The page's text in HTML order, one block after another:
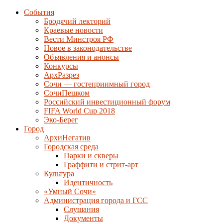
События
Бродячий лекторий
Краевые новости
Вести Минстроя РФ
Новое в законодательстве
Объявления и анонсы
Конкурсы
АрхРазрез
Сочи — гостеприимный город
СочиПешком
Российский инвестиционный форум
FIFA World Cup 2018
Эко-Берег
Город
АрхиНегатив
Городская среда
Парки и скверы
Граффити и стрит-арт
Культура
Идентичность
«Умный Сочи»
Администрация города и ГСС
Слушания
Документы